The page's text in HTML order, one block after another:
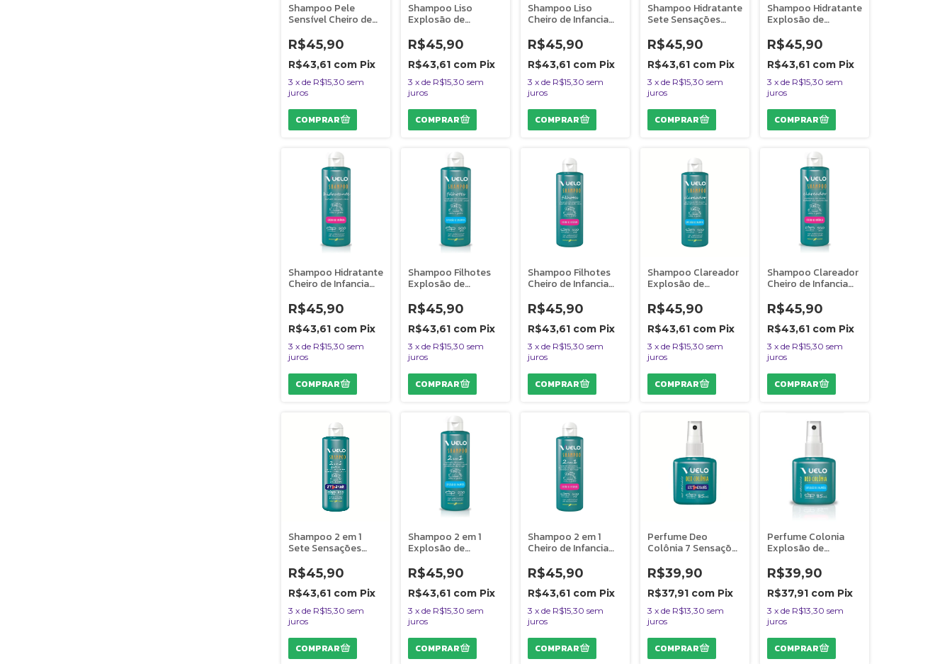
Shampoo Pele
Sensível Cheiro de
Pet Cães e Gatos -
500 ml
R$45,90
R$43,61 com Pix
3 x de R$15,30 sem
juros
Shampoo Liso
Explosão de
Dolce Pet Cães e
Gatos - 500 ml
R$45,90
R$43,61 com Pix
3 x de R$15,30 sem
juros
Shampoo Liso
Cheiro de Infancia
Cães e Gatos - 500
ml
R$45,90
R$43,61 com Pix
3 x de R$15,30 sem
juros
Shampoo Hidratante
Sete Sensações
Cães e Gatos 500
ml
R$45,90
R$43,61 com Pix
3 x de R$15,30 sem
juros
Shampoo Hidratante
Explosão de
Dolce Pet Cães e
Gatos - 500 ml
R$45,90
R$43,61 com Pix
3 x de R$15,30 sem
juros
Shampoo Hidratante
Cheiro de Infancia
Cães e Gatos - 500
ml
R$45,90
R$43,61 com Pix
3 x de R$15,30 sem
juros
Shampoo Filhotes
Explosão de
Dolce Pet Cães e
Gatos - 500 ml
R$45,90
R$43,61 com Pix
3 x de R$15,30 sem
juros
Shampoo Filhotes
Cheiro de Infancia
Cães e Gatos - 500
ml
R$45,90
R$43,61 com Pix
3 x de R$15,30 sem
juros
Shampoo Clareador
Explosão de
Dolce Pet Cães e
Gatos - 500 ml
R$45,90
R$43,61 com Pix
3 x de R$15,30 sem
juros
Shampoo Clareador
Cheiro de Infancia
Cães e Gatos - 500
ml
R$45,90
R$43,61 com Pix
3 x de R$15,30 sem
juros
Shampoo 2 em 1
Sete Sensações
Cães e Gatos 500
ml
R$45,90
R$43,61 com Pix
3 x de R$15,30 sem
juros
Shampoo 2 em 1
Explosão de
Dolce Pet Cães e
Gatos - 500 ml
R$45,90
R$43,61 com Pix
3 x de R$15,30 sem
juros
Shampoo 2 em 1
Cheiro de Infancia
Cães e Gatos - 500
ml
R$45,90
R$43,61 com Pix
3 x de R$15,30 sem
juros
Perfume Deo
Colônia 7 Sensações
Cães e Gatos 85ml
R$39,90
R$37,91 com Pix
3 x de R$13,30 sem
juros
Perfume Colonia
Explosão de
Dolce Pet Cães e
Gatos - 85 ml
R$39,90
R$37,91 com Pix
3 x de R$13,30 sem
juros